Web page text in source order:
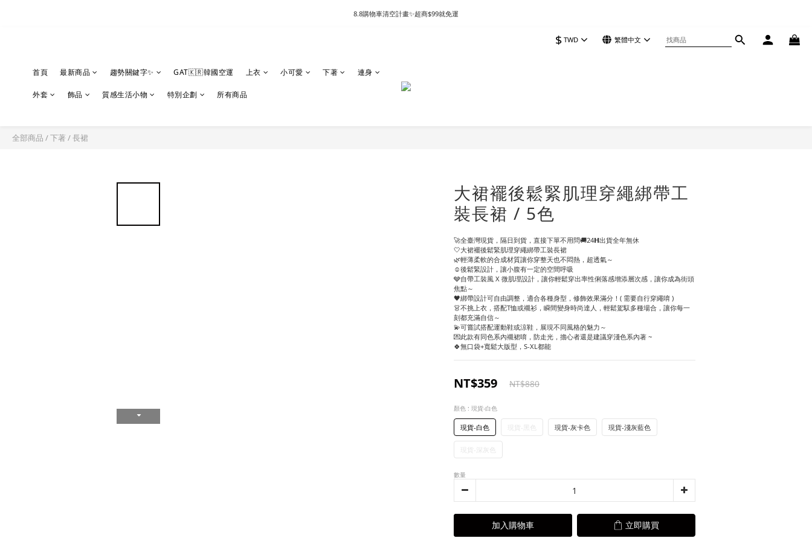
8.8購物車清空計畫✨超商$99就免運
$ TWD 繁體中文
首頁 最新商品 趨勢關鍵字✨ GAT🇰🇷韓國空運 上衣 小可愛 下著 連身
外套 飾品 質感生活小物 特別企劃 所有商品
全部商品 /下著 /長裙
大裙襬後鬆緊肌理穿繩綁帶工
裝長裙 / 5色
🚀全臺灣現貨，隔日到貨，直接下單不用問🚚24𝗛出貨全年無休
🤍大裙襬後鬆緊肌理穿繩綁帶工裝長裙
🌿輕薄柔軟的合成材質讓你穿整天也不悶熱，超透氣～
☺️後鬆緊設計，讓小腹有一定的空間呼吸
🩶自帶工裝風 X 微肌理設計，讓你輕鬆穿出率性俐落感增添層次感，讓你成為街頭
焦點～
🖤綁帶設計可自由調整，適合各種身型，修飾效果滿分！( 需要自行穿繩唷 )
👗不挑上衣，搭配T恤或襯衫，瞬間變身時尚達人，輕鬆駕馭多種場合，讓你每一
刻都充滿自信～
💫可嘗試搭配運動鞋或涼鞋，展現不同風格的魅力～
💌此款有同色系內襯裙唷，防走光，擔心者還是建議穿淺色系內著 ~
🍀無口袋+寬鬆大版型，S-XL都能
NT$359 NT$880
顏色 : 現貨-白色
現貨-白色 現貨-黑色 現貨-灰卡色 現貨-淺灰藍色
現貨-深灰色
數量
加入購物車 立即購買